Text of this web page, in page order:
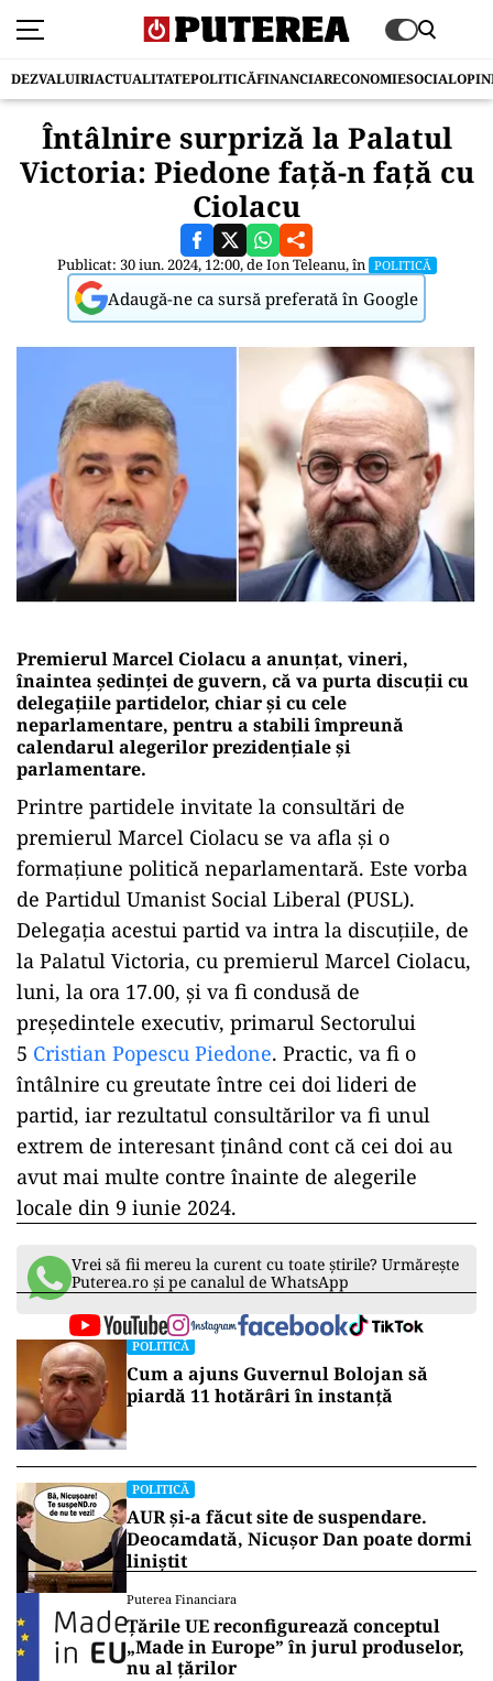
DEZVALUIRIACTUALITATEPOLITICĂFINANCIARECONOMIESOCIAL
Întâlnire surpriză la Palatul
Victoria: Piedone față-n față cu
Ciolacu
Publicat: 30 iun. 2024, 12:00, deIon Teleanu, în POLITICĂ
Adaugă-ne ca sursă preferată în Google
Premierul Marcel Ciolacu a anunțat, vineri,
înaintea ședinței de guvern, că va purta discuții cu
delegațiile partidelor, chiar și cu cele
neparlamentare, pentru a stabili împreună
calendarul alegerilor prezidențiale și
parlamentare.
Printre partidele invitate la consultări de
premierul Marcel Ciolacu se va afla și o
formațiune politică neparlamentară. Este vorba
de Partidul Umanist Social Liberal (PUSL).
Delegația acestui partid va intra la discuțiile, de
la Palatul Victoria, cu premierul Marcel Ciolacu,
luni, la ora 17.00, și va fi condusă de
președintele executiv, primarul Sectorului
5 Cristian Popescu Piedone. Practic, va fi o
întâlnire cu greutate între cei doi lideri de
partid, iar rezultatul consultărilor va fi unul
extrem de interesant ținând cont că cei doi au
avut mai multe contre înainte de alegerile
locale din 9 iunie 2024.
Vrei să fii mereu la curent cu toate știrile? Urmărește
Puterea.ro și pe canalul de WhatsApp
POLITICĂ
Cum a ajuns Guvernul Bolojan să
piardă 11 hotărâri în instanță
POLITICĂ
AUR și-a făcut site de suspendare.
Deocamdată, Nicușor Dan poate dormi
liniștit
Puterea Financiara
Țările UE reconfigurează conceptul
„Made in Europe” în jurul produselor,
nu al țărilor